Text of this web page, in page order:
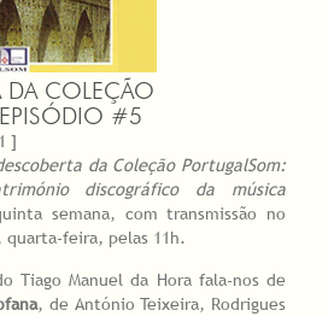
DA COLEÇÃO
#5
]
da Coleção PortugalSom:
discográfico da música
semana, com transmissão no
feira, pelas 11h.
Tiago Manuel da Hora fala-nos de
, de António Teixeira, Rodrigues